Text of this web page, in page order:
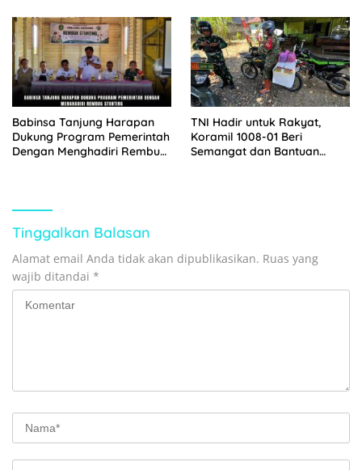
Babinsa Tanjung Harapan
Dukung Program Pemerintah
Dengan Menghadiri Rembug
TNI Hadir untuk Rakyat,
Koramil 1008-01 Beri
Semangat dan Bantuan
Tinggalkan Balasan
Alamat email Anda tidak akan dipublikasikan. Ruas yang
wajib ditandai *